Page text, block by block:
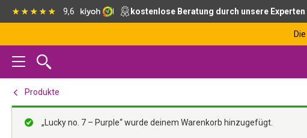
Skip
content
9,6 kostenlose Beratung durch unsere Experten
Die
Produkte
„Lucky no. 7 – Purple“ wurde deinem Warenkorb hinzugefügt.